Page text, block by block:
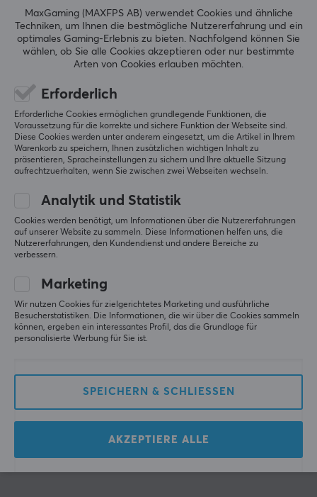
Mesh-Router 3-Pack
799.90 €
MEHR ANZEIGEN...
Zeigen1-7 von7Produkte
Zuletzt angesehen
MaxGaming (MAXFPS AB) verwendet Cookies und ähnliche
Techniken, um Ihnen die bestmögliche Nutzererfahrung und ein
optimales Gaming-Erlebnis zu bieten.
Nachfolgend können Sie
wählen, ob Sie alle Cookies akzeptieren oder nur bestimmte
Arten von Cookies erlauben möchten.
Erforderlich
Erforderliche Cookies ermöglichen grundlegende Funktionen, die
Voraussetzung für die korrekte und sichere Funktion der Webseite sind.
Diese Cookies werden unter anderem eingesetzt, um die Artikel in Ihrem
Warenkorb zu speichern, Ihnen zusätzlichen wichtigen Inhalt zu
präsentieren, Spracheinstellungen zu sichern und Ihre aktuelle Sitzung
aufrechtzuerhalten, wenn Sie zwischen zwei Webseiten wechseln.
Analytik und Statistik
Cookies werden benötigt, um Informationen über die Nutzererfahrungen
auf unserer Website zu sammeln. Diese Informationen helfen uns, die
Nutzererfahrungen, den Kundendienst und andere Bereiche zu
verbessern.
Marketing
Wir nutzen Cookies für zielgerichtetes Marketing und ausführliche
Besucherstatistiken. Die Informationen, die wir über die Cookies sammeln
können, ergeben ein interessantes Profil, das die Grundlage für
personalisierte Werbung für Sie ist.
SPEICHERN & SCHLIESSEN
AKZEPTIERE ALLE